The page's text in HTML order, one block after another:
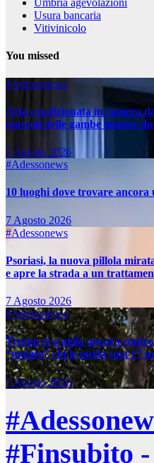
Umbria agevolazioni
Usura bancaria
Vitivinicolo
You missed
#Adessonews
Aria condizionata in camera
muscoli delle gambe mentre
7 Agosto 2026
#Adessonews
10 luoghi dove trovare
7 Agosto 2026
#Adessonews
Psoriasi, la nuova pillola
e apre la strada a un
7 Agosto 2026
#Adessonews
Trump si scaglia ancora
“malato” chi le guida (ma 17
7 Agosto 2026
#Finsubito -